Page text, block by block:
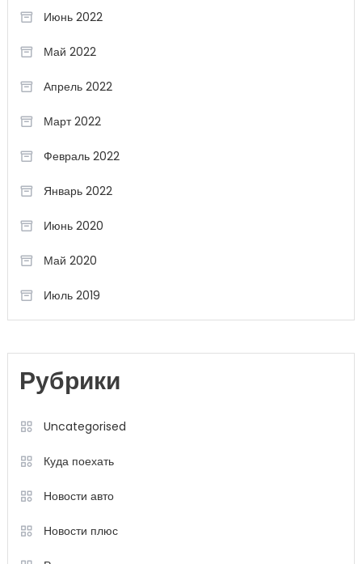
Июнь 2022
Май 2022
Апрель 2022
Март 2022
Февраль 2022
Январь 2022
Июнь 2020
Май 2020
Июль 2019
Рубрики
Uncategorised
Куда поехать
Новости авто
Новости плюс